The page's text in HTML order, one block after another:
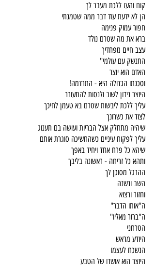
קום והעז ללכת מעבר לך
הן לא ידעת עוד דבר ממה שטמנתי
חפור עמוק פנימה
ברא את מה שטרם נולד
עצב חיים מפחדיך
התנשק עם עולמי"
האדם הוא יוצר
וסכנתו הגדולה היא - התרדמה!
היוצר נידון לשוב ולנסות להתעורר
עליך ללכת ליבשות שטרם בא טעמן לחיכך
לצוד את כשרונך
שיהיה מתחלק אצל הבריות ועושה בם תענוג
עליך לפקוח עיניים כשהחשיכה סוגרת אותם
שיהא כל פרח אחד ויחיד באפך
ותהא כל זריחה - ראשונה בליבך
ההרגל מסוכן לך
השב ונשנה
וחזור ורצוא
ה"אותו הדבר"
ה"ברור מאליו"
הטרחני
היודע מראש
הנשכח לעצמו
היוצר הוא אושרו של הטבע